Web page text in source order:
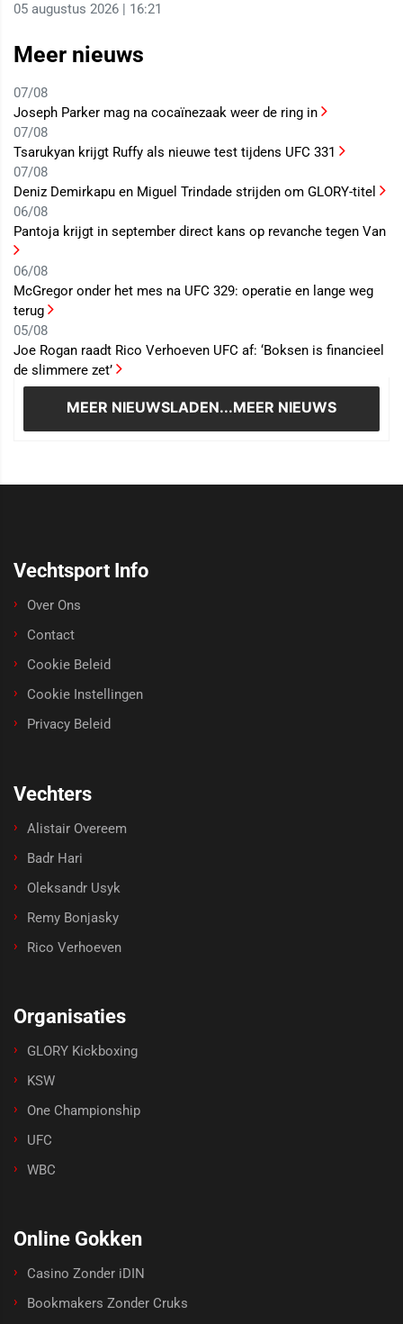
05 augustus 2026 | 16:21
Meer nieuws
07/08
Joseph Parker mag na cocaïnezaak weer de ring in
07/08
Tsarukyan krijgt Ruffy als nieuwe test tijdens UFC 331
07/08
Deniz Demirkapu en Miguel Trindade strijden om GLORY-titel
06/08
Pantoja krijgt in september direct kans op revanche tegen Van
06/08
McGregor onder het mes na UFC 329: operatie en lange weg
terug
05/08
Joe Rogan raadt Rico Verhoeven UFC af: ‘Boksen is financieel
de slimmere zet’
MEER NIEUWSLADEN...MEER NIEUWS
Vechtsport Info
Over Ons
Contact
Cookie Beleid
Cookie Instellingen
Privacy Beleid
Vechters
Alistair Overeem
Badr Hari
Oleksandr Usyk
Remy Bonjasky
Rico Verhoeven
Organisaties
GLORY Kickboxing
KSW
One Championship
UFC
WBC
Online Gokken
Casino Zonder iDIN
Bookmakers Zonder Cruks